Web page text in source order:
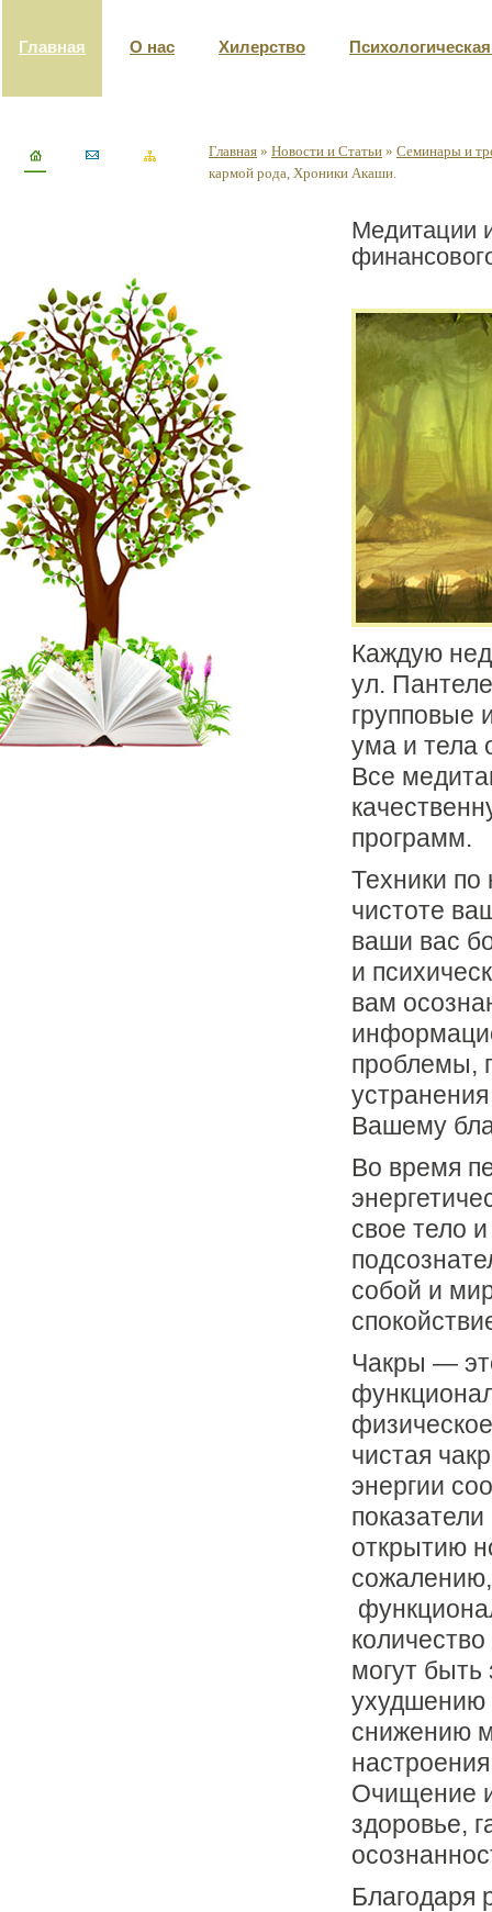
Главная О нас Хилерство
Главная » Новости и Статьи » Семинары и
кармой рода, Хроники Акаши.
Медитации
Каждую
ул.
групповые
ума и тела
Все
программ.
Техники по
чистоте
ваши вас
и
вам
проблемы,
Вашему
Во время
свое тело
собой и
Чакры —
чистая
энергии
открытию
могут
ухудшению
снижению
Очищение
здоровье,
Благодаря